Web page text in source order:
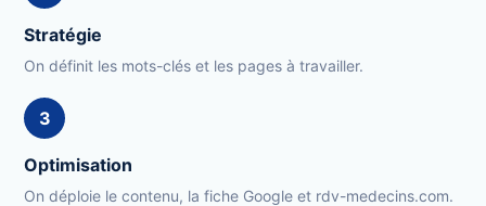
Stratégie
On définit les mots-clés et les pages à travailler.
3
Optimisation
On déploie le contenu, la fiche Google et rdv-medecins.com.